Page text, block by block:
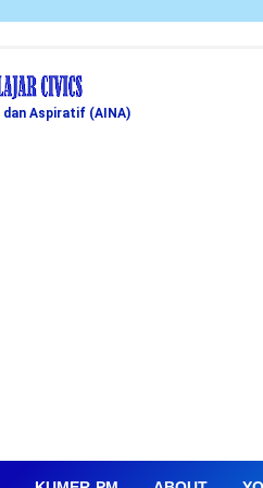
Aspiratif (AINA)